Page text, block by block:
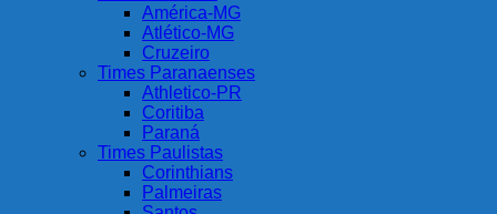
América-MG
Atlético-MG
Cruzeiro
Times Paranaenses
Athletico-PR
Coritiba
Paraná
Times Paulistas
Corinthians
Palmeiras